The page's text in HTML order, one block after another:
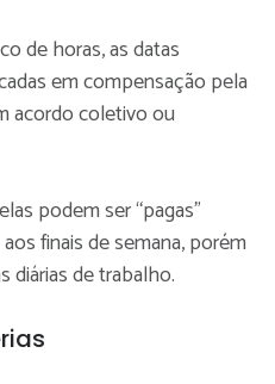
de horas, as datas
em compensação pela
acordo coletivo ou
podem ser “pagas”
finais de semana, porém
diárias de trabalho.